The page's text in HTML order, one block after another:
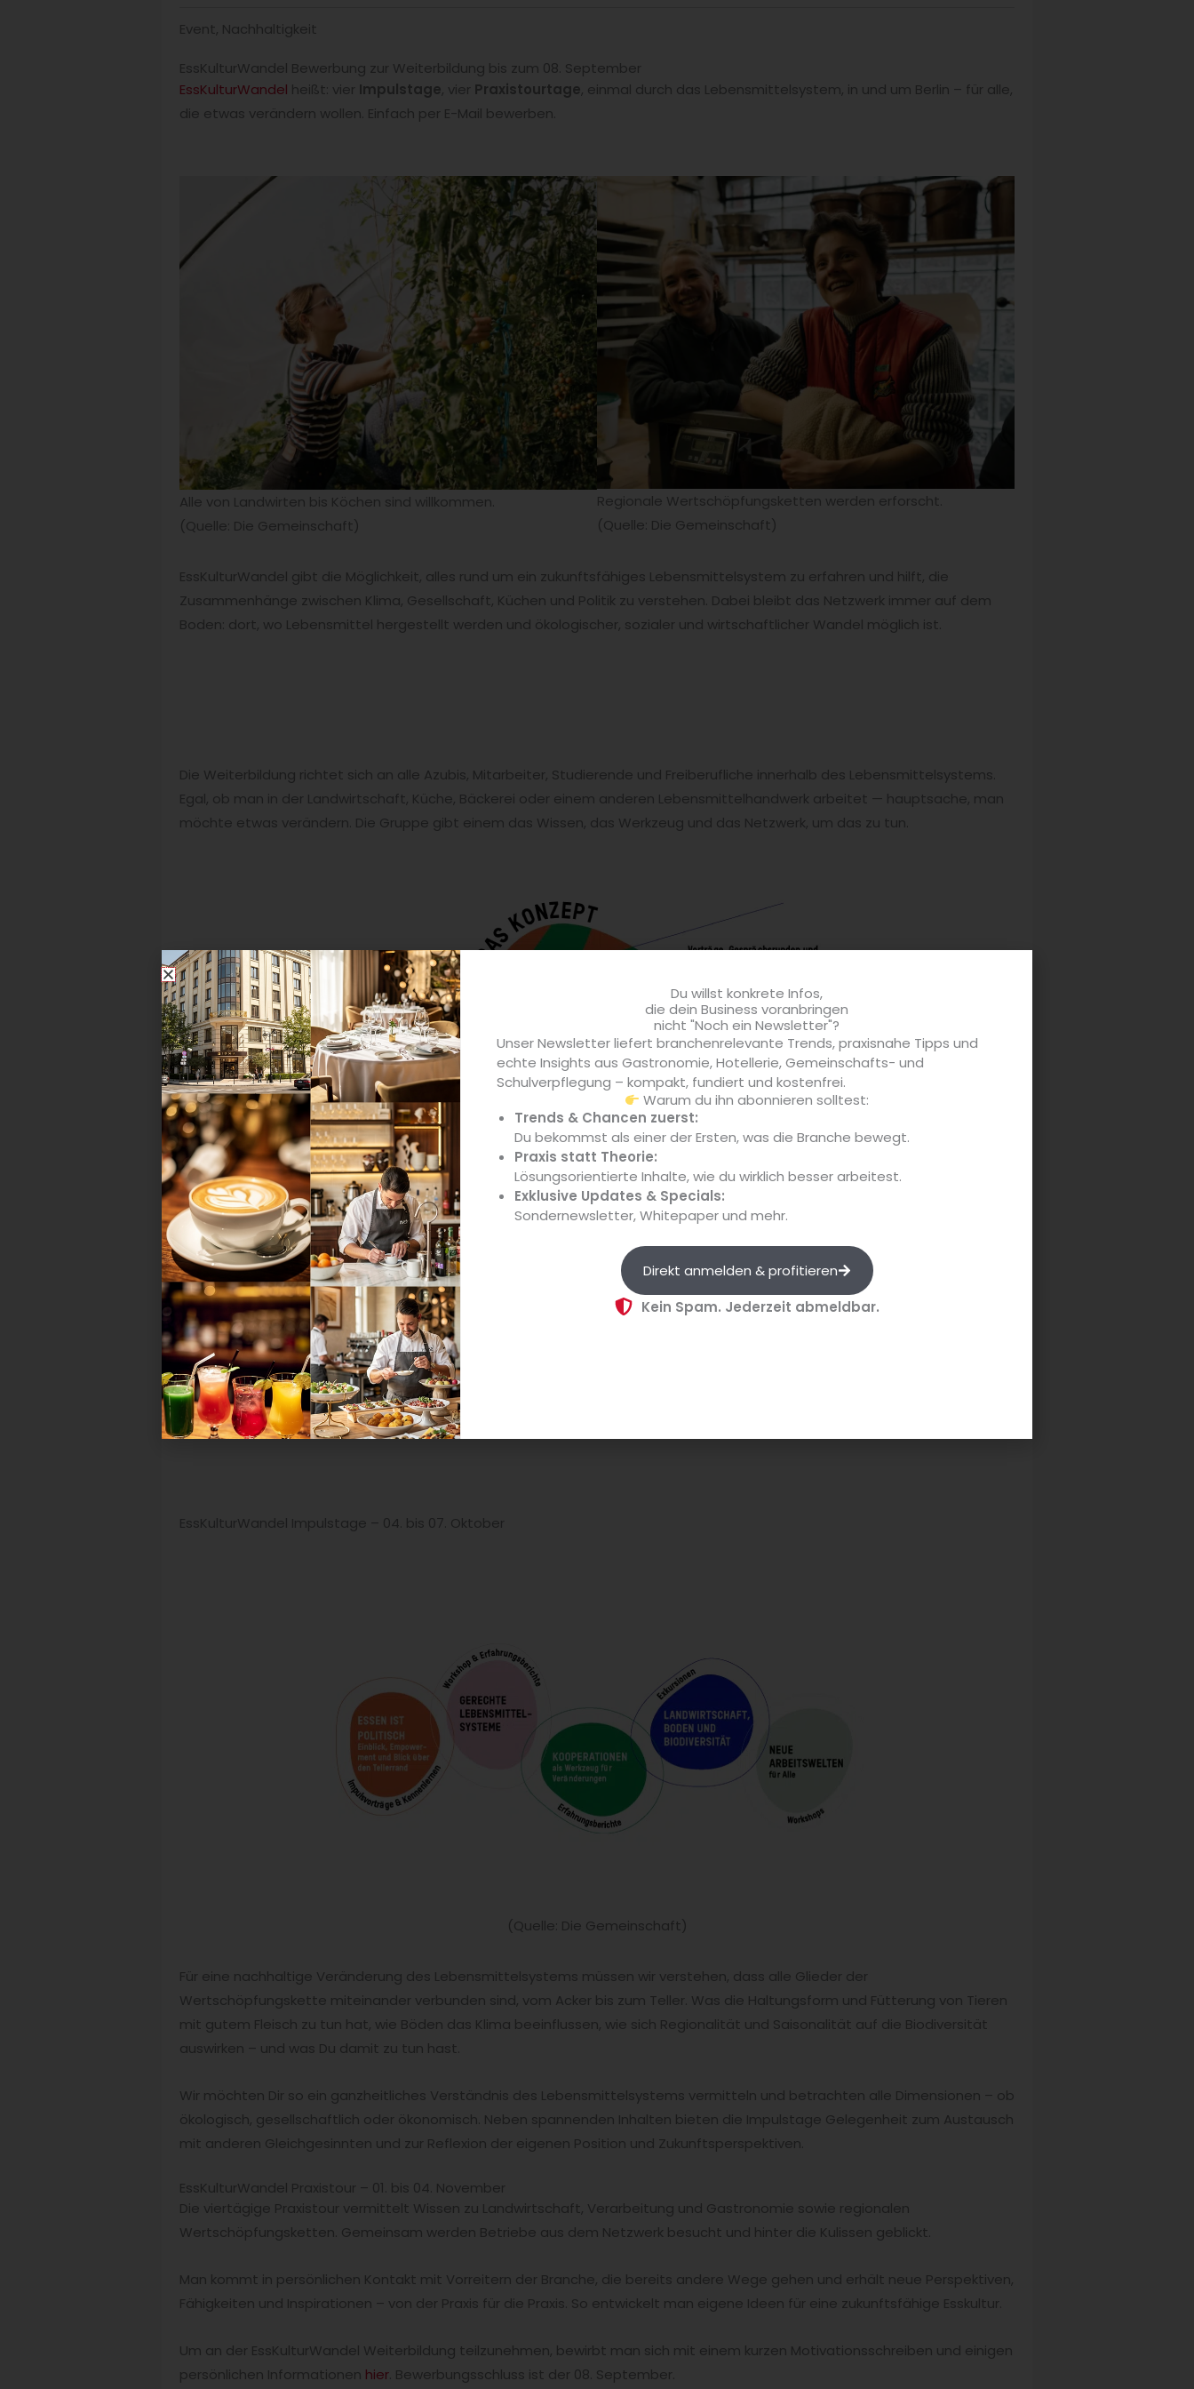
Event, Nachhaltigkeit
EssKulturWandel Bewerbung zur Weiterbildung bis zum 08. September
EssKulturWandel heißt: vier Impulstage, vier Praxistourtage, einmal durch das Lebensmittelsystem, in und um Berlin – für alle,
die etwas verändern wollen. Einfach per E-Mail bewerben.
Alle von Landwirten bis Köchen sind willkommen.
(Quelle: Die Gemeinschaft)
Regionale Wertschöpfungsketten werden erforscht.
(Quelle: Die Gemeinschaft)
EssKulturWandel gibt die Möglichkeit, alles rund um ein zukunftsfähiges Lebensmittelsystem zu erfahren und hilft, die
Zusammenhänge zwischen Klima, Gesellschaft, Küchen und Politik zu verstehen. Dabei bleibt das Netzwerk immer auf dem
Boden: dort, wo Lebensmittel hergestellt werden und ökologischer, sozialer und wirtschaftlicher Wandel möglich ist.
Die Weiterbildung richtet sich an alle Azubis, Mitarbeiter, Studierende und Freiberufliche innerhalb des Lebensmittelsystems.
Egal, ob man in der Landwirtschaft, Küche, Bäckerei oder einem anderen Lebensmittelhandwerk arbeitet — hauptsache, man
möchte etwas verändern. Die Gruppe gibt einem das Wissen, das Werkzeug und das Netzwerk, um das zu tun.
(Quelle: Die Gemeinschaft)
Mit 17 weiteren Menschen, die mit Lebensmitteln arbeiten aus ganz Deutschland begibt man sich an zwei langen
Wochenenden auf eine Reise durch die Theorie und Praxis: bei den Impulstagen taucht man in die Grundlagen der
Ernährungswende ein – von Landwirtschaft und Klima über kooperative Modellen bis hin zu gerechten Arbeitsstrukturen. Bei
der Praxistour geht es raus aufs Feld oder rein in die Backstube – zudem ist das Event gut, um Kontakte mit erfahrenen
Praktikern quer durch das Netzwerk von Die Gemeinschaft zu knüpfen und mehr über Hintergründe der Wertschöpfungskette
sowie einzigartige Konzepte zu erfahren.
EssKulturWandel Impulstage – 04. bis 07. Oktober
(Quelle: Die Gemeinschaft)
Für eine nachhaltige Veränderung des Lebensmittelsystems müssen wir verstehen, dass alle Glieder der
Wertschöpfungskette miteinander verbunden sind, vom Acker bis zum Teller. Was die Haltungsform und Fütterung von Tieren
mit gutem Fleisch zu tun hat, wie Böden das Klima beeinflussen, wie sich Regionalität und Saisonalität auf die Biodiversität
auswirken – und was Du damit zu tun hast.
Wir möchten Dir so ein ganzheitliches Verständnis des Lebensmittelsystems vermitteln und betrachten alle Dimensionen – ob
ökologisch, gesellschaftlich oder ökonomisch. Neben spannenden Inhalten bieten die Impulstage Gelegenheit zum Austausch
mit anderen Gleichgesinnten und zur Reflexion der eigenen Position und Zukunftsperspektiven.
EssKulturWandel Praxistour – 01. bis 04. November
Die viertägige Praxistour vermittelt Wissen zu Landwirtschaft, Verarbeitung und Gastronomie sowie regionalen
Wertschöpfungsketten. Gemeinsam werden Betriebe aus dem Netzwerk besucht und hinter die Kulissen geblickt.
Man kommt in persönlichen Kontakt mit Vorreitern der Branche, die bereits andere Wege gehen und erhält neue Perspektiven,
Fähigkeiten und Inspirationen – von der Praxis für die Praxis. So entwickelt man eigene Ideen für eine zukunftsfähige Esskultur.
Um an der EssKulturWandel Weiterbildung teilzunehmen, bewirbt man sich mit einem kurzen Motivationsschreiben und einigen
persönlichen Informationen hier . Bewerbungsschluss ist der 08. September.
Du willst konkrete Infos,
die dein Business voranbringen
nicht "Noch ein Newsletter"?
Unser Newsletter liefert branchenrelevante Trends, praxisnahe Tipps und
echte Insights aus Gastronomie, Hotellerie, Gemeinschafts- und
Schulverpflegung – kompakt, fundiert und kostenfrei.
Warum du ihn abonnieren solltest:
Trends & Chancen zuerst:
Du bekommst als einer der Ersten, was die Branche bewegt.
Praxis statt Theorie:
Lösungsorientierte Inhalte, wie du wirklich besser arbeitest.
Exklusive Updates & Specials:
Sondernewsletter, Whitepaper und mehr.
Direkt anmelden & profitieren
Kein Spam. Jederzeit abmeldbar.